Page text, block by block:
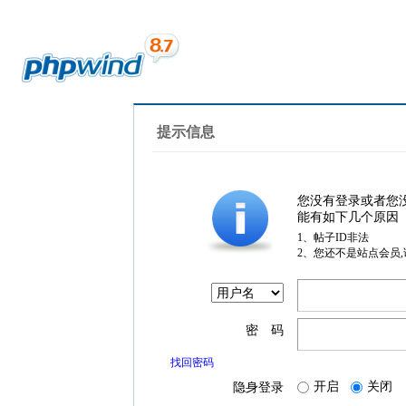
提示信息
您没有登录或者您
能有如下几个原因
1、帖子ID非法
2、您还不是站点会员
密 码
找回密码
隐身登录 开启 关闭